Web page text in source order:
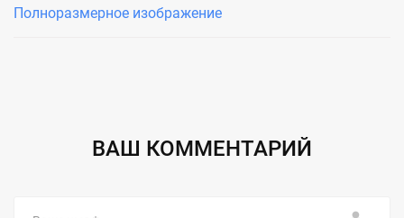
Полноразмерное изображение
ВАШ КОММЕНТАРИЙ